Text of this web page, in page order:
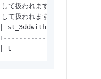
て扱われます。
て扱われます。
| st_3ddwithin
| t